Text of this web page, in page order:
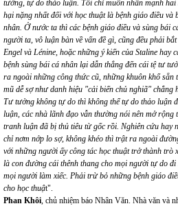
tưởng, tự do thảo luận. Tôi chỉ muốn nhấn mạnh
hại nặng nhất đối với học thuật là bệnh giáo điều và
nhân. Ở nước ta thì các bệnh giáo điều và sùng bái
người ta, vô luận bàn về vấn đề gì, cũng đều phải
Engel và Lénine, hoặc những ý kiến của Staline hay
bệnh sùng bái cá nhân lại dẫn thẳng đến cái tệ tư
ra ngoài những công thức cũ, những khuôn khổ
mũ dễ sợ như danh hiệu "cải biến chủ nghiã" chẳng
Tư tưởng không tự do thì không thể tự do thảo luận
luận, các nhà lãnh đạo vẫn thường nói nên mở
tranh luận đã bị thủ tiêu từ gốc rồi. Nghiên cứu hay
chỉ nơm nớp lo sợ, không khéo thì trật ra ngoài
với những người ấy công tác học thuật trở thành trò
là con đường cái thênh thang cho mọi người tự do
mọi người làm xiếc. Phải trừ bỏ những bệnh giáo
cho học thuật".
Phan Khôi, chủ nhiệm báo Nhân Văn. Nhà văn và